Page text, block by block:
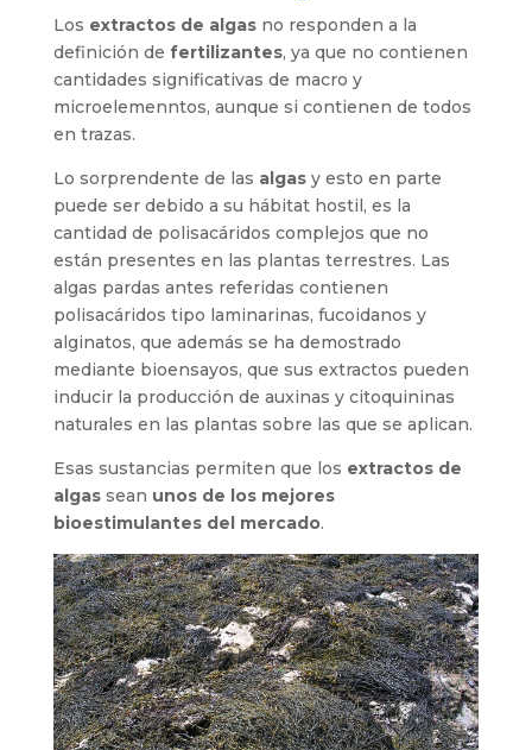
Los extractos de algasno responden a la
definición de fertilizantes, ya que no contienen
cantidades significativas de macro y
microelemenntos, aunque si contienen de todos
en trazas.
Lo sorprendente de las algasy esto en parte
puede ser debido a su hábitat hostil, es la
cantidad de polisacáridos complejos que no
están presentes en las plantas terrestres. Las
algas pardas antes referidas contienen
polisacáridos tipo laminarinas, fucoidanos y
alginatos, que además se ha demostrado
mediante bioensayos, que sus extractos pueden
inducir la producción de auxinas y citoquininas
naturales en las plantas sobre las que se aplican.
Esas sustancias permiten que los extractos de
algassean unos de los mejores
bioestimulantes del mercado.